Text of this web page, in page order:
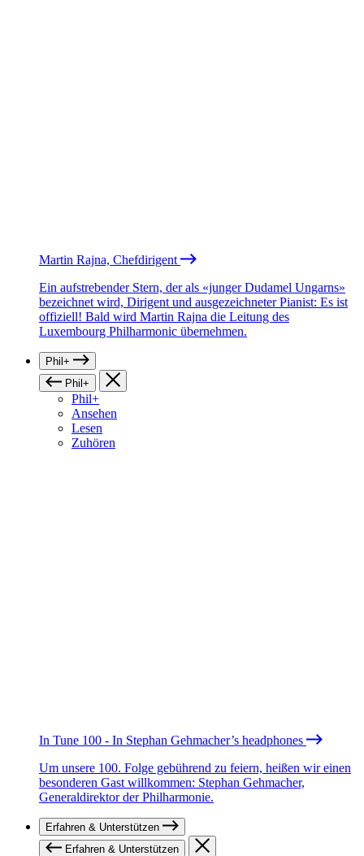
Martin Rajna, Chefdirigent
Ein aufstrebender Stern, der als «junger Dudamel Ungarns»
bezeichnet wird, Dirigent und ausgezeichneter Pianist: Es ist
offiziell! Bald wird Martin Rajna die Leitung des
Luxembourg Philharmonic übernehmen.
Phil+
Phil+
Phil+
Ansehen
Lesen
Zuhören
In Tune 100 - In Stephan Gehmacher’s headphones
Um unsere 100. Folge gebührend zu feiern, heißen wir einen
besonderen Gast willkommen: Stephan Gehmacher,
Generaldirektor der Philharmonie.
Erfahren & Unterstützen
Erfahren & Unterstützen